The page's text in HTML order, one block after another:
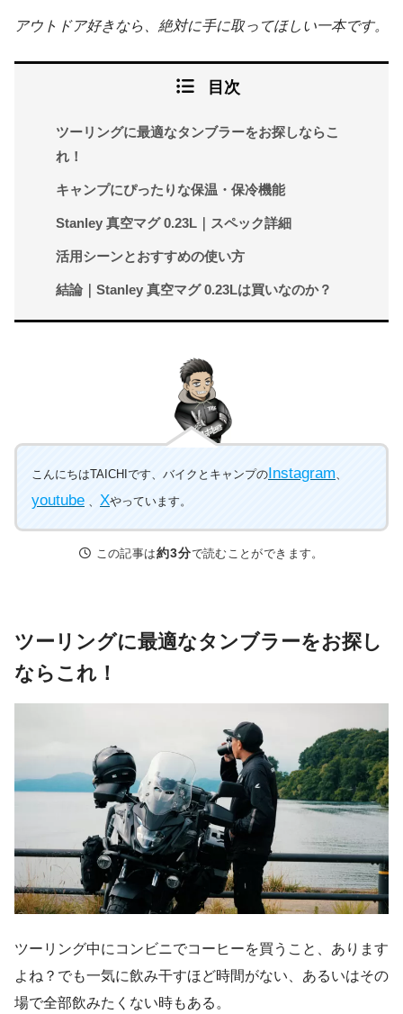
アウトドア好きなら、絶対に手に取ってほしい一本です。
目次
ツーリングに最適なタンブラーをお探しならこ
れ！
キャンプにぴったりな保温・保冷機能
Stanley 真空マグ 0.23L｜スペック詳細
活用シーンとおすすめの使い方
結論｜Stanley 真空マグ 0.23Lは買いなのか？
こんにちはTAICHIです、バイクとキャンプの Instagram、
youtube 、 Xやっています。
この記事は約3分で読むことができます。
ツーリングに最適なタンブラーをお探し
ならこれ！
ツーリング中にコンビニでコーヒーを買うこと、あります
よね？でも一気に飲み干すほど時間がない、あるいはその
場で全部飲みたくない時もある。